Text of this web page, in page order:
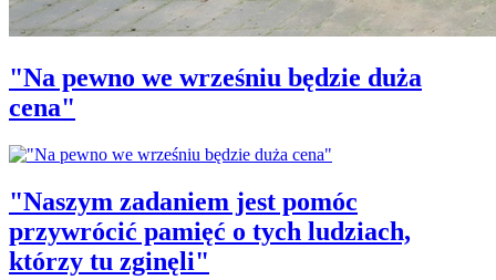
"Na pewno we wrześniu będzie duża
cena"
"Naszym zadaniem jest pomóc
przywrócić pamięć o tych ludziach,
którzy tu zginęli"